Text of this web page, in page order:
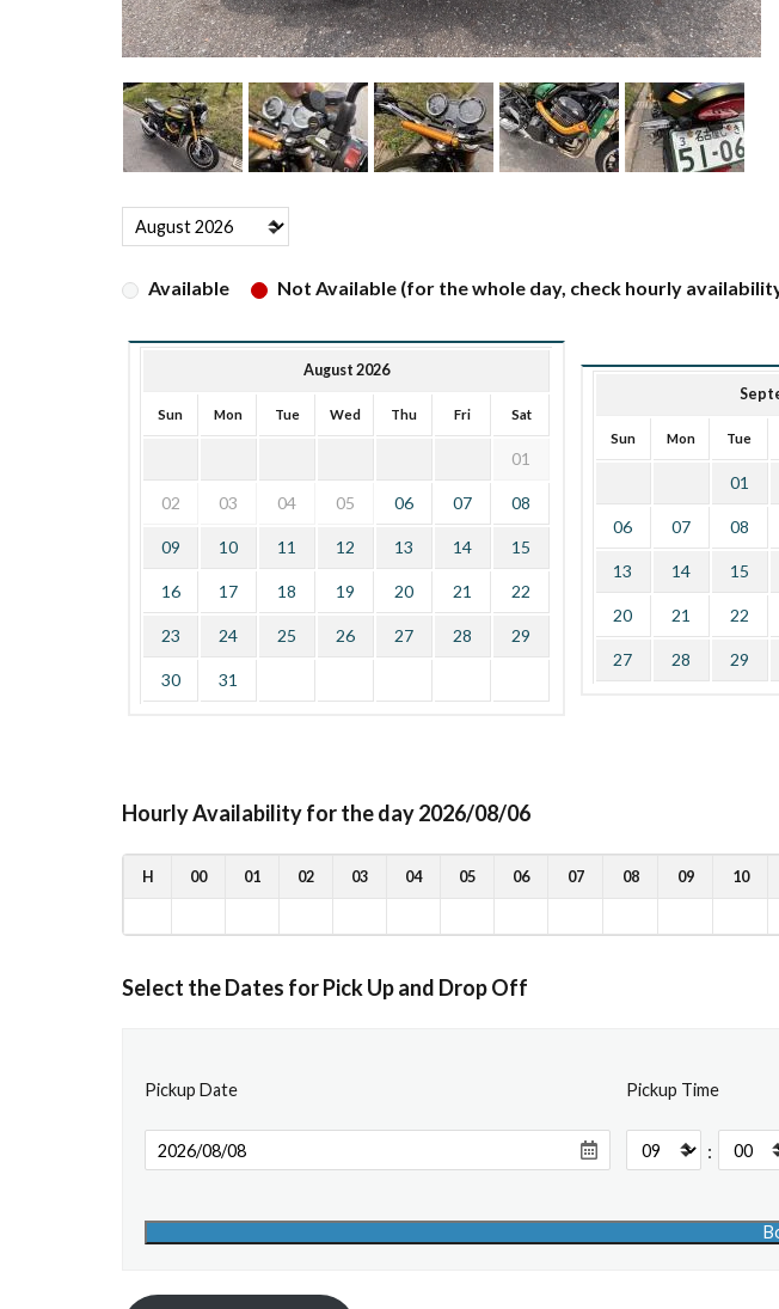
Available Not Available (for the whole day, check hourly
August 2026
Sun Mon Tue Wed Thu Fri Sat
01
02 03 04 05 06 07 08
09 10 11 12 13 14 15
16 17 18 19 20 21 22
23 24 25 26 27 28 29
30 31
Sun Mon Tue
01
06 07 08
13 14 15
20 21 22
27 28 29
Hourly Availability for the day 2026/08/06
H 00 01 02 03 04 05 06 07 08 09 10
Select the Dates for Pick Up and Drop Off
Pickup Date Pickup Time
: